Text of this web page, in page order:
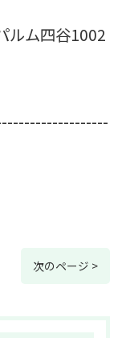
ルム四谷1002
次のページ >